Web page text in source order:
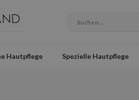
Hautpflege Spezielle Hautpflege